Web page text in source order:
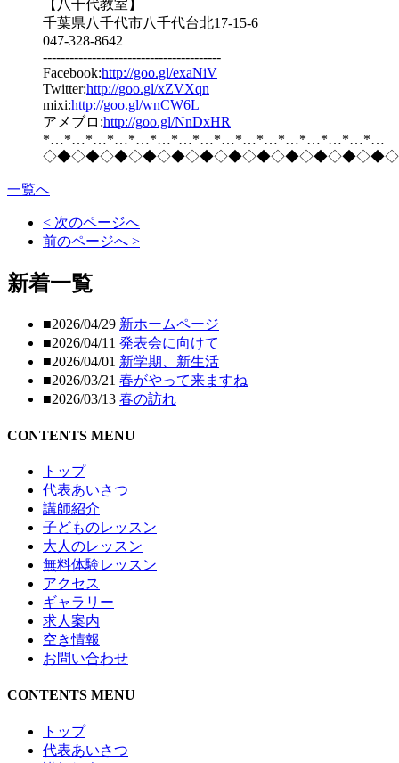
【八千代教室】
千葉県八千代市八千代台北17-15-6
047-328-8642
----------------------------------------
Facebook:http://goo.gl/exaNiV
Twitter:http://goo.gl/xZVXqn
mixi:http://goo.gl/wnCW6L
アメブロ:http://goo.gl/NnDxHR
*…*…*…*…*…*…*…*…*…*…*…*…*…*…*…*…
一覧へ
< 次のページへ
前のページへ >
新着一覧
■2026/04/29 新ホームページ
■2026/04/11 発表会に向けて
■2026/04/01 新学期、新生活
■2026/03/21 春がやって来ますね
■2026/03/13 春の訪れ
CONTENTS MENU
トップ
代表あいさつ
講師紹介
子どものレッスン
大人のレッスン
無料体験レッスン
アクセス
ギャラリー
求人案内
空き情報
お問い合わせ
CONTENTS MENU
トップ
代表あいさつ